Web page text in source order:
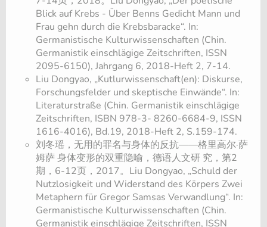
Blick auf Krebs - Über Benns Gedicht Mann und
Frau gehn durch die Krebsbaracke“. In:
Germanistische Kulturwissenschaften (Chin.
Germanistik einschlägige Zeitschriften, ISSN
2095-6150), Jahrgang 6, 2018-Heft 2, 7-14.
Liu Dongyao, „Kutlurwissenschaft(en): Diskurse,
Forschungsfelder und skeptische Einwände“. In:
Literaturstraße (Chin. Germanistik einschlägige
Zeitschriften, ISBN 978-3- 8260-6684-9, ISSN
1616-4016), Bd.19, 2018-Heft 2, S.159-174.
刘冬瑶，无用的罪名与身体的反抗——格里高尔·萨
姆萨 身体变形的双重隐喻，德语人文研 究，第2
期，6-12页，2017。Liu Dongyao, „Schuld der
Nutzlosigkeit und Widerstand des Körpers Zwei
Metaphern für Gregor Samsas Verwandlung“. In:
Germanistische Kulturwissenschaften (Chin.
Germanistik einschlägige Zeitschriften, ISSN